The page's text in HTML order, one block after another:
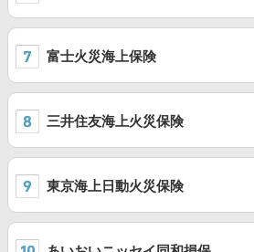
富士火災海上保険
三井住友海上火災保険
東京海上日動火災保険